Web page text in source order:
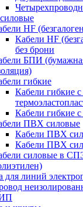
HF
Кабели HF
без брони
БПИ
гибкие
Кабели гибкие
Кабели гибкие
ПВХ силовые
Кабели ПВХ
Кабели ПВХ
силовые в
для линий